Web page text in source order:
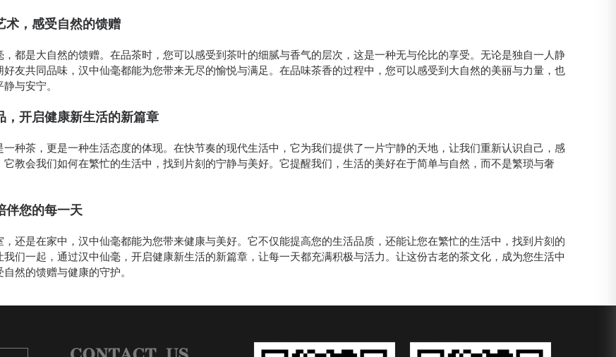
术，感受自然的馈赠
，都是大自然的馈赠。在品茶时，您可以感受到茶叶的细腻与香气的层次，这是一种无与伦比的享受。无论是独自一人静
好友共同品味，汉中仙毫都能为您带来无尽的愉悦与满足。在品味茶香的过程中，您可以感受到大自然的美丽与力量，也
与安宁。
，开启健康新生活的新篇章
一种茶，更是一种生活态度的体现。在快节奏的现代生活中，它为我们提供了一片宁静的天地，让我们重新认识自己，感
它教会我们如何在繁忙的生活中，找到片刻的宁静与美好。它提醒我们，生活的美好在于简单与自然，而不是繁琐与奢
伴您的每一天
，还是在家中，汉中仙毫都能为您带来健康与美好。它不仅能提高您的生活品质，还能让您在繁忙的生活中，找到片刻的
们一起，通过汉中仙毫，开启健康新生活的新篇章，让每一天都充满积极与活力。让这份古老的茶文化，成为您生活中
然的馈赠与健康的守护。